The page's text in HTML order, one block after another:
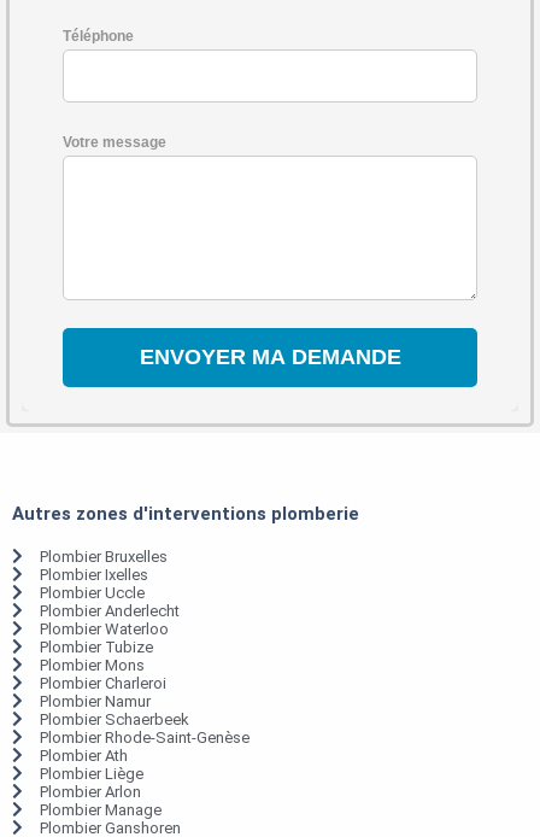
Téléphone
Votre message
Autres zones d'interventions plomberie
Plombier Bruxelles
Plombier Ixelles
Plombier Uccle
Plombier Anderlecht
Plombier Waterloo
Plombier Tubize
Plombier Mons
Plombier Charleroi
Plombier Namur
Plombier Schaerbeek
Plombier Rhode-Saint-Genèse
Plombier Ath
Plombier Liège
Plombier Arlon
Plombier Manage
Plombier Ganshoren